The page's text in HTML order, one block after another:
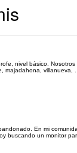
nivel básico.
villanueva,
En mi
un monitor